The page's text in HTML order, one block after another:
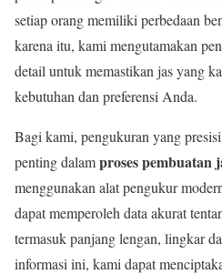
setiap orang memiliki perbedaan
karena itu, kami mengutamakan
detail untuk memastikan jas yang
kebutuhan dan preferensi Anda.
Bagi kami, pengukuran yang
penting dalamproses pembuatan
menggunakan alat pengukur
dapat memperoleh data akurat
termasuk panjang lengan, lingkar
informasi ini, kami dapat